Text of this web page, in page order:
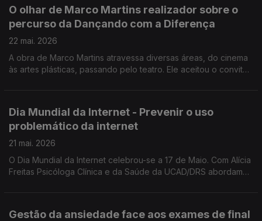
O olhar de Marco Martins realizador sobre o
percurso da Dançando com a Diferença
22 mai. 2026
A obra de Marco Martins atravessa diversas áreas, do cinema
às artes plásticas, passando pelo teatro. Ele aceitou o convite
Dia Mundial da Internet - Prevenir o uso
problemático da internet
21 mai. 2026
O Dia Mundial da Internet celebrou-se a 17 de Maio. Com Alícia
Freitas Psicóloga Clínica e da Saúde da UCAD/DRS abordamos
Gestão da ansiedade face aos exames de final